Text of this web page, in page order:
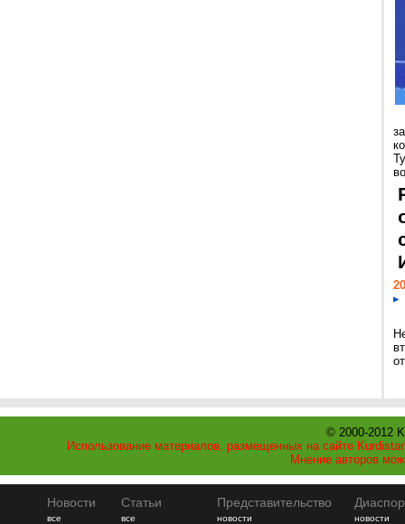
© 2000-2012
Использование материалов, размещенных на сайте
Мнение авторов
Новости
все
Статьи
все
Представительство
новости
новости